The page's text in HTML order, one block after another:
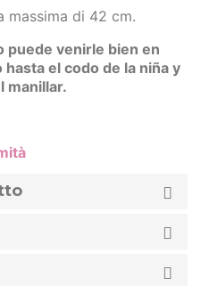
massima di 42 cm.
puede venirle bien en
el codo de la niña y
manillar.